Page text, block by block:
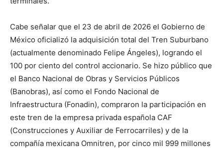
Cabe señalar que el 23 de abril de 2026 el Gobierno de
México oficializó la adquisición total del Tren Suburbano
(actualmente denominado Felipe Ángeles), logrando el
100 por ciento del control accionario. Se hizo público que
el Banco Nacional de Obras y Servicios Públicos
(Banobras), así como el Fondo Nacional de
Infraestructura (Fonadin), compraron la participación en
este tren de la empresa privada española CAF
(Construcciones y Auxiliar de Ferrocarriles) y de la
compañía mexicana Omnitren, por cinco mil 999 millones